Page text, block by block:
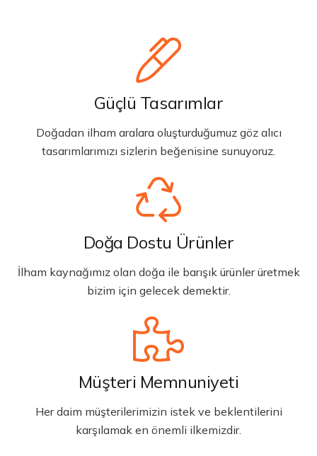
Güçlü Tasarımlar
Doğadan ilham aralara oluşturduğumuz göz alıcı
tasarımlarımızı sizlerin beğenisine sunuyoruz.
Doğa Dostu Ürünler
İlham kaynağımız olan doğa ile barışık ürünler üretmek
bizim için gelecek demektir.
Müşteri Memnuniyeti
Her daim müşterilerimizin istek ve beklentilerini
karşılamak en önemli ilkemizdir.